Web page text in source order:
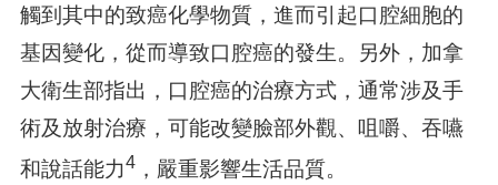
觸到其中的致癌化學物質，進而引起口腔細胞的
基因變化，從而導致口腔癌的發生。另外，加拿
大衛生部指出，口腔癌的治療方式，通常涉及手
術及放射治療，可能改變臉部外觀、咀嚼、吞嚥
和說話能力4，嚴重影響生活品質。